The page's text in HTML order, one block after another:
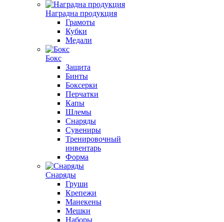
Наградна продукция
Грамоты
Кубки
Медали
Бокс
Защита
Бинты
Боксерки
Перчатки
Капы
Шлемы
Снаряды
Сувениры
Тренировочный
инвентарь
Форма
Снаряды
Груши
Крепежи
Манекены
Мешки
Наборы